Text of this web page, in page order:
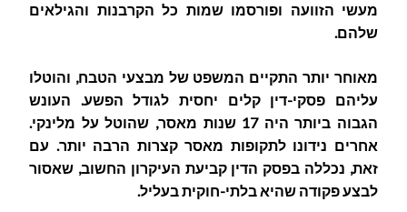
מעשי הזוועה ופורסמו שמות כל הקרבנות והגילאים
שלהם.
מאוחר יותר התקיים המשפט של מבצעי הטבח, והוטלו
עליהם פסקי-דין קלים יחסית לגודל הפשע. העונש
הגבוה ביותר היה 17 שנות מאסר, שהוטל על מלינקי.
אחרים נידונו לתקופות מאסר קצרות הרבה יותר. עם
זאת, נכללה בפסק הדין קביעת העיקרון החשוב, שאסור
לבצע פקודה שהיא בלתי-חוקית בעליל.